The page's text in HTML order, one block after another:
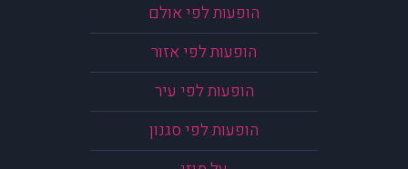
הופעות לפי אולם
הופעות לפי אזור
הופעות לפי עיר
הופעות לפי סגנון